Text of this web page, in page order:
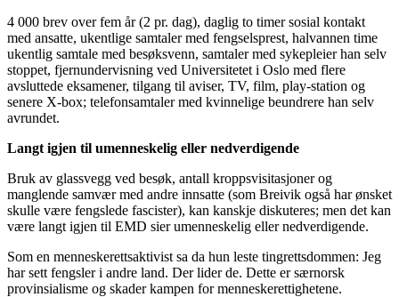
4 000 brev over fem år (2 pr. dag), daglig to timer sosial kontakt
med ansatte, ukentlige samtaler med fengselsprest, halvannen time
ukentlig samtale med besøksvenn, samtaler med sykepleier han selv
stoppet, fjernundervisning ved Universitetet i Oslo med flere
avsluttede eksamener, tilgang til aviser, TV, film, play-station og
senere X-box; telefonsamtaler med kvinnelige beundrere han selv
avrundet.
Langt igjen til umenneskelig eller nedverdigende
Bruk av glassvegg ved besøk, antall kroppsvisitasjoner og
manglende samvær med andre innsatte (som Breivik også har ønsket
skulle være fengslede fascister), kan kanskje diskuteres; men det kan
være langt igjen til EMD sier umenneskelig eller nedverdigende.
Som en menneskerettsaktivist sa da hun leste tingrettsdommen: Jeg
har sett fengsler i andre land. Der lider de. Dette er særnorsk
provinsialisme og skader kampen for menneskerettighetene.